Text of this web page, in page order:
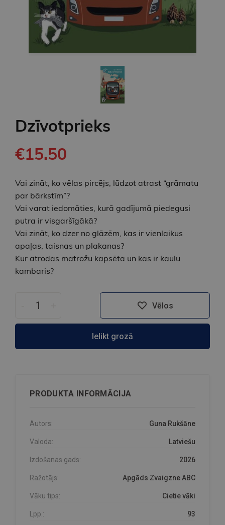
Dzīvotprieks
€15.50
Vai zināt, ko vēlas pircējs, lūdzot atrast “grāmatu
par bārkstīm”?
Vai varat iedomāties, kurā gadījumā piedegusi
putra ir visgaršīgākā?
Vai zināt, ko dzer no glāzēm, kas ir vienlaikus
apaļas, taisnas un plakanas?
Kur atrodas matrožu kapsēta un kas ir kaulu
kambaris?
Vēlos
Ielikt grozā
PRODUKTA INFORMĀCIJA
Autors: Guna Rukšāne
Valoda: Latviešu
Izdošanas gads: 2026
Ražotājs: Apgāds Zvaigzne ABC
Vāku tips: Cietie vāki
Lpp.: 93